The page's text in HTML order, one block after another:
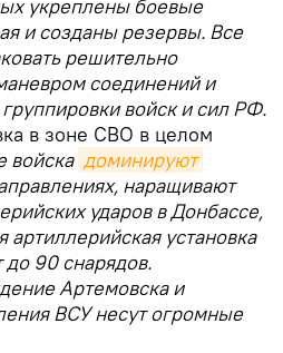
укреплены боевые
и созданы резервы. Все
решительно
соединений и
войск и сил РФ.
в зоне СВО в целом
войска доминируют
наращивают
ударов в Донбассе,
артиллерийская установка
до 90 снарядов.
Артемовска и
ВСУ несут огромные